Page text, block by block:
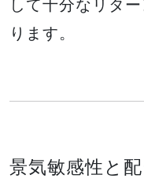
して十分なリタ
ります。
景気敏感性と